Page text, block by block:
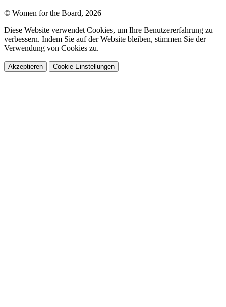
© Women for the Board, 2026
Diese Website verwendet Cookies, um Ihre Benutzererfahrung zu
verbessern. Indem Sie auf der Website bleiben, stimmen Sie der
Verwendung von Cookies zu.
Akzeptieren Cookie Einstellungen